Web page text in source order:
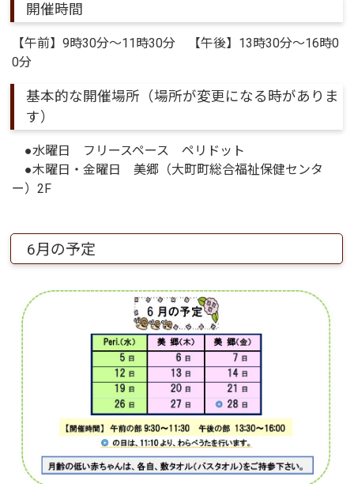
開催時間
【午前】9時30分～11時30分 【午後】13時30分～16時0
0分
基本的な開催場所（場所が変更になる時がありま
す）
●水曜日 フリースペース ペリドット
●木曜日・金曜日 美郷（大町町総合福祉保健センタ
ー）2F
6月の予定